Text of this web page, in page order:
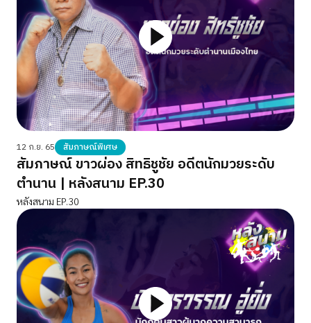
12 ก.ย. 65 สัมภาษณ์พิเศษ
สัมภาษณ์ ขาวผ่อง สิทธิชูชัย อดีตนักมวยระดับ
ตำนาน | หลังสนาม EP.30
หลังสนาม EP.30